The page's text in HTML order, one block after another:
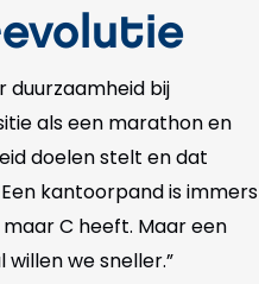
bij
als een marathon en
doelen stelt en dat
kantoorpand is immers
C heeft. Maar een
we sneller.”